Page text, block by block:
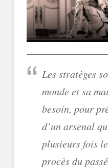
Les stratèges
monde et sa
besoin, pour
d’un arsenal
plusieurs fois
procès du